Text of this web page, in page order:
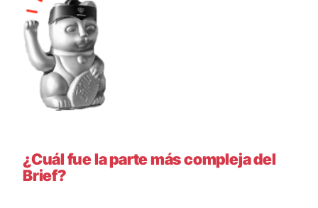
¿Cuál fue la parte más compleja del
Brief?